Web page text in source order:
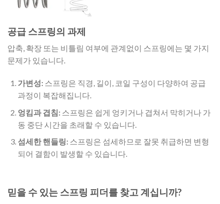
공급 스프링의 과제
압축, 확장 또는 비틀림 여부에 관계없이 스프링에는 몇 가지
문제가 있습니다.
가변성:스프링은 직경, 길이, 코일 구성이 다양하여 공급
과정이 복잡해집니다.
엉킴과 겹침:스프링은 쉽게 엉키거나 겹쳐서 막히거나 가
동 중단 시간을 초래할 수 있습니다.
섬세한 핸들링:스프링은 섬세하므로 잘못 취급하면 변형
되어 결함이 발생할 수 있습니다.
믿을 수 있는 스프링 피더를 찾고 계십니까?